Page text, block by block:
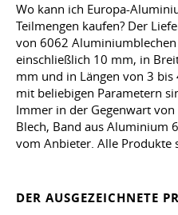
Wo kann ich Europa-
Teilmengen kaufen? Der
von 6062
einschließlich 10 mm, in
mm und in Längen von 3
mit beliebigen Parametern
Immer in der Gegenwart
Blech, Band aus Aluminium
vom Anbieter. Alle Produkte
DER AUSGEZEICHNETE